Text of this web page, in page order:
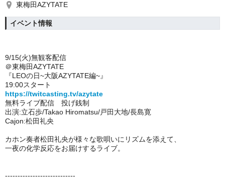
東梅田AZYTATE
イベント情報
9/15(火)無観客配信
＠東梅田AZYTATE
『LEOの日~大阪AZYTATE編~』
19:00スタート
https://twitcasting.tv/azytate
無料ライブ配信 投げ銭制
出演:立石歩/Takao Hiromatsu/戸田大地/長島寛
Cajon:松田礼央
カホン奏者松田礼央が様々な歌唄いにリズムを添えて、
一夜の化学反応をお届けするライブ。
----------------------------